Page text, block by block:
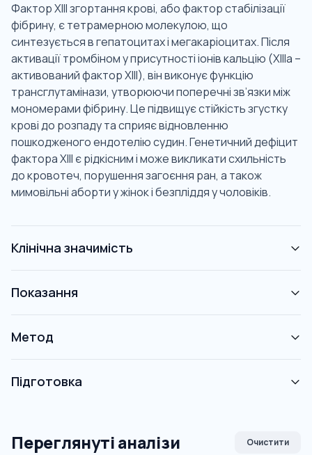
Фактор XIII згортання крові, або фактор стабілізації
фібрину, є тетрамерною молекулою, що
синтезується в гепатоцитах і мегакаріоцитах. Після
активації тромбіном у присутності іонів кальцію (XIIIa –
активований фактор XIII), він виконує функцію
трансглутамінази, утворюючи поперечні зв’язки між
мономерами фібрину. Це підвищує стійкість згустку
крові до розпаду та сприяє відновленню
пошкодженого ендотелію судин. Генетичний дефіцит
фактора XIII є рідкісним і може викликати схильність
до кровотеч, порушення загоєння ран, а також
мимовільні аборти у жінок і безпліддя у чоловіків.
Клінічна значимість
Показання
Метод
Підготовка
Переглянуті аналізи Очистити